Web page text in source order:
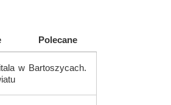
Polecane
w Bartoszycach.